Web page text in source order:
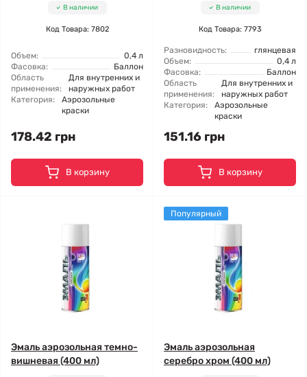
В наличии
Код Товара: 7802
Объем:
0,4 л
Фасовка:
Баллон
Область
применения:
Для внутренних и
наружных работ
Категория:
Аэрозольные
краски
178.42 грн
В корзину
В наличии
Код Товара: 7793
Разновидность:
глянцевая
Объем:
0,4 л
Фасовка:
Баллон
Область
применения:
Для внутренних и
наружных работ
Категория:
Аэрозольные
краски
151.16 грн
В корзину
Эмаль аэрозольная темно-
вишневая (400 мл)
Популярный
Эмаль аэрозольная
серебро хром (400 мл)